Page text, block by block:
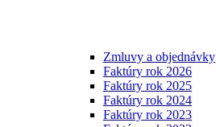
Zmluvy a objednávky
Faktúry rok 2026
Faktúry rok 2025
Faktúry rok 2024
Faktúry rok 2023